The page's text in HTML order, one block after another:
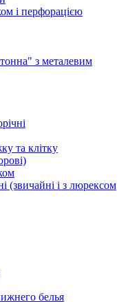
і перфорацією
з металевим
та клітку
(звичайні і з люрексом
белья